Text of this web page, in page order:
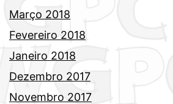
Março 2018
Fevereiro 2018
Janeiro 2018
Dezembro 2017
Novembro 2017